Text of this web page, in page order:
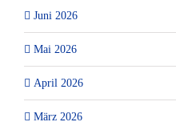
Juni 2026
Mai 2026
April 2026
März 2026